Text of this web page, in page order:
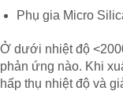
Phụ gia Micro
Ở dưới nhiệt độ
phản ứng nào. Khi
hấp thụ nhiệt độ và